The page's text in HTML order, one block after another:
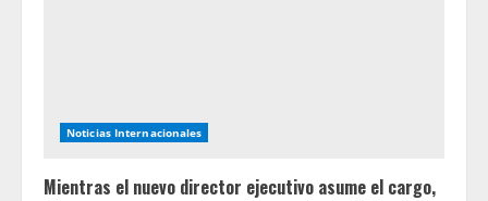
Noticias Internacionales
Mientras el nuevo director ejecutivo asume el cargo,